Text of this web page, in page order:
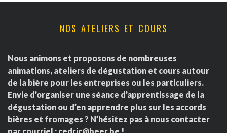
NOS ATELIERS ET COURS
Nous animons et proposons de nombreuses
animations, ateliers de dégustation et cours autour
de la bière pour les entreprises ou les particuliers.
Envie d’organiser une séance d’apprentissage de la
dégustation ou d’en apprendre plus sur les accords
bières et fromages ? N’hésitez pas à nous contacter